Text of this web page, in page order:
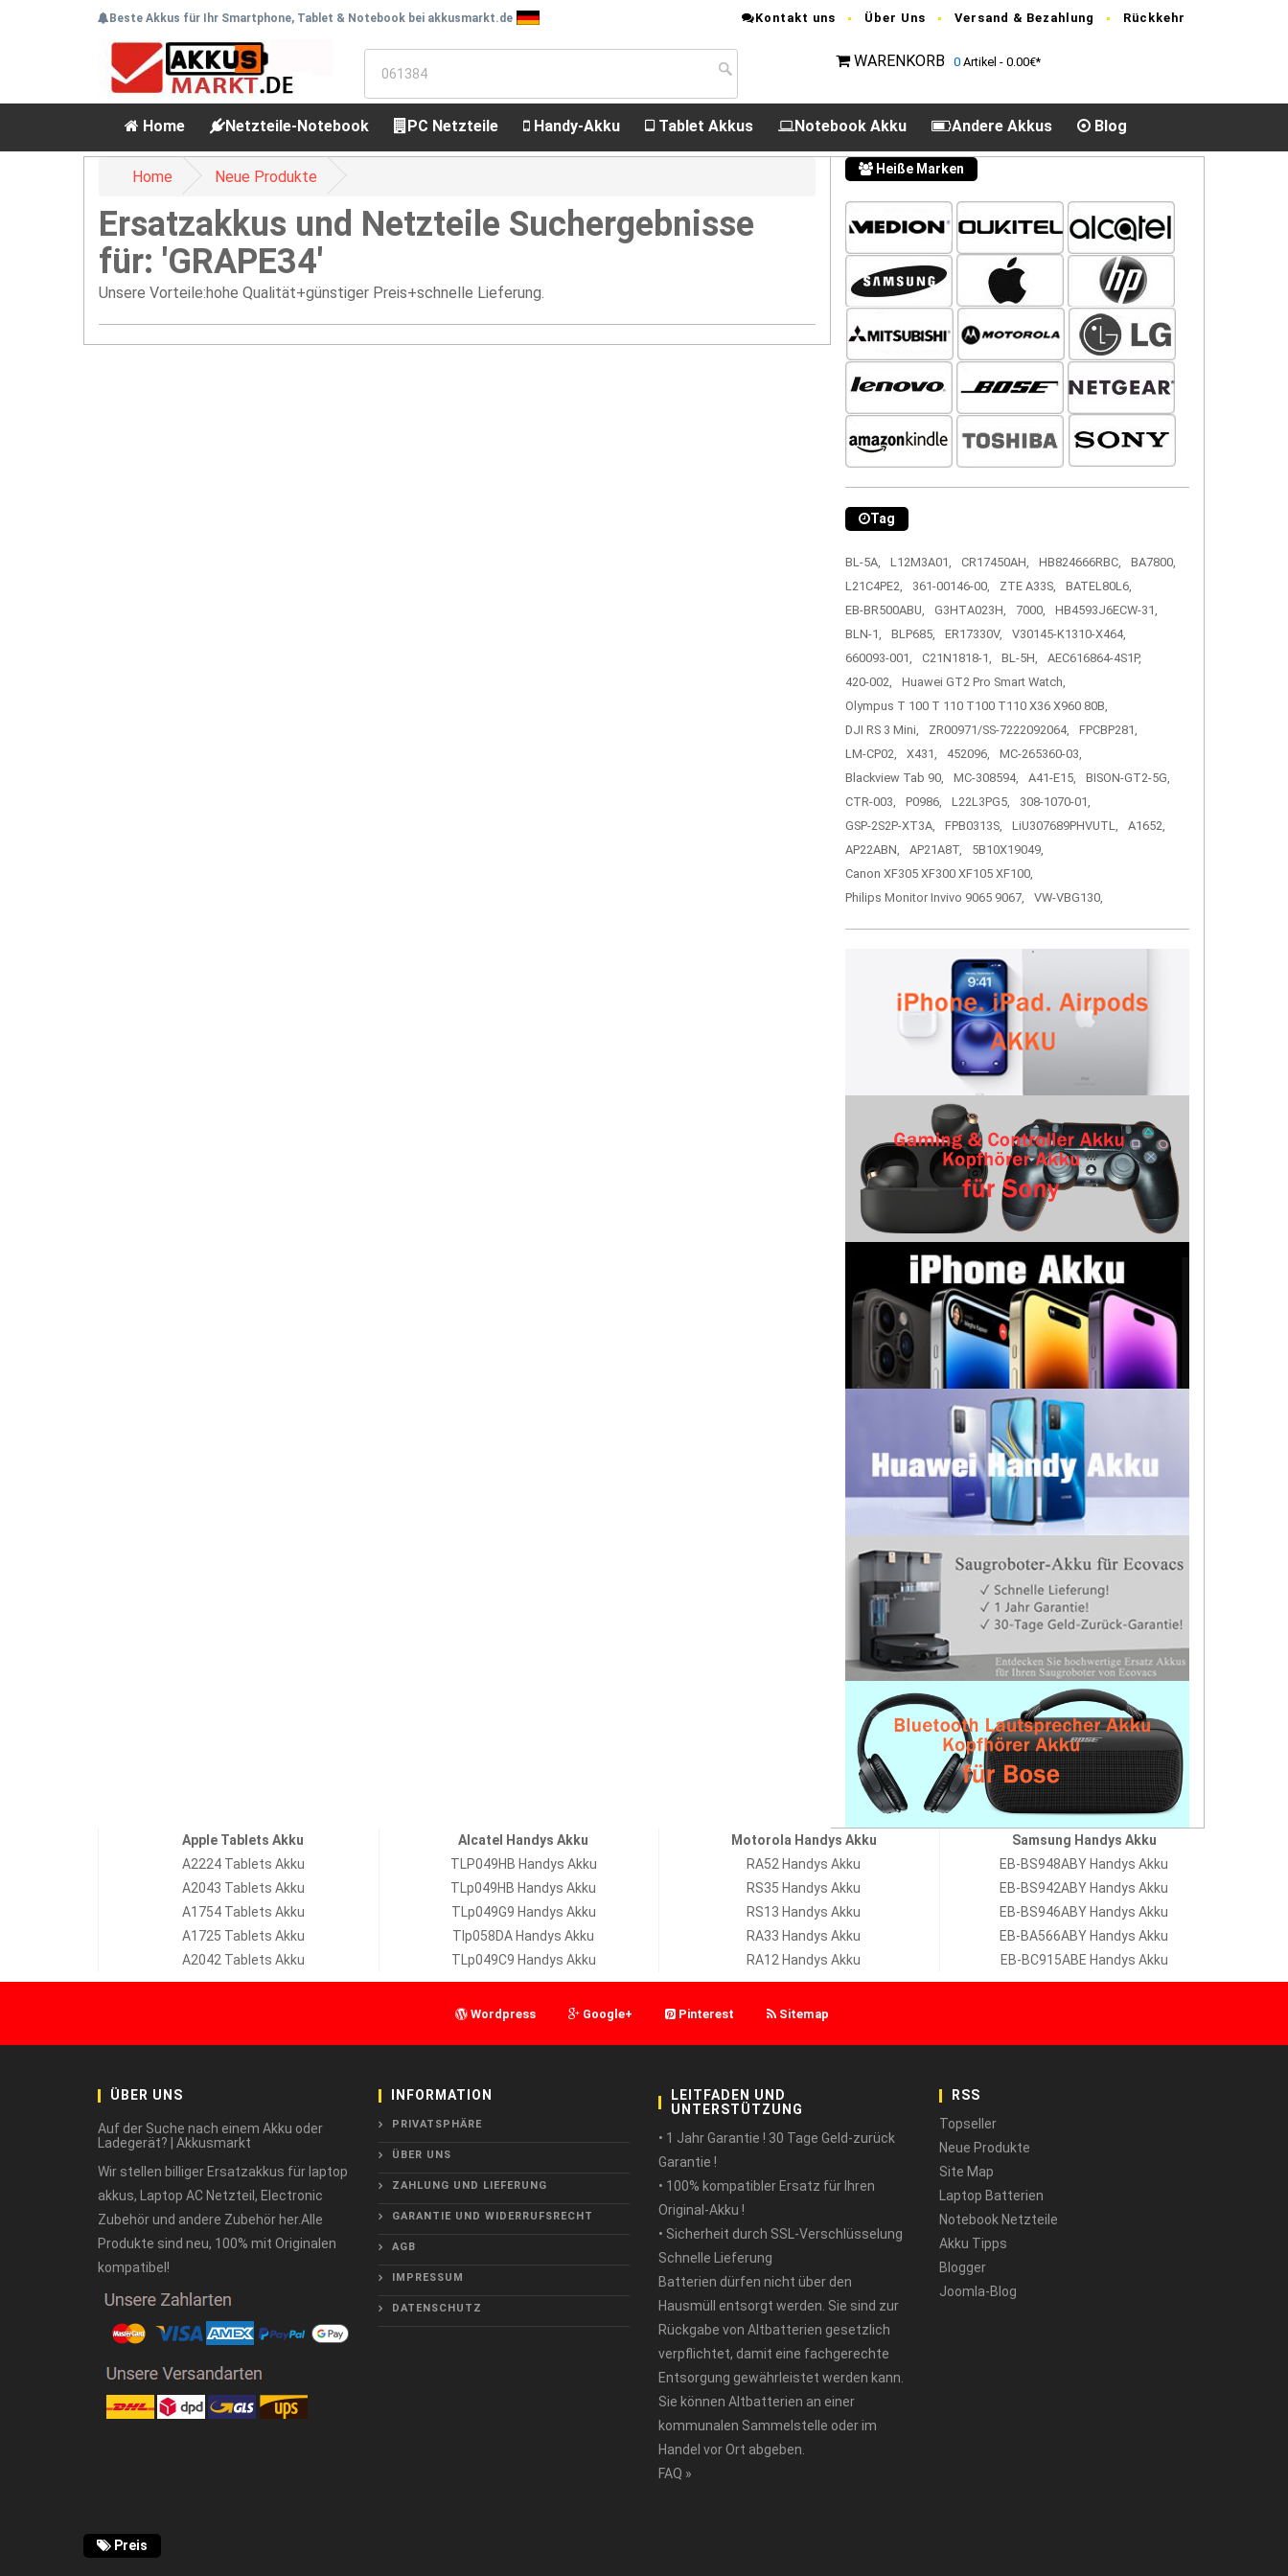
Beste Akkus für Ihr Smartphone, Tablet & Notebook bei akkusmarkt.de Kontakt uns Über Uns Versand & Bezahlung Rückkehr
WARENKORB 0 Artikel - 0.00€*
Home Netzteile-Notebook PC Netzteile Handy-Akku Tablet Akkus Notebook Akku Andere Akkus Blog
Home Neue Produkte
Ersatzakkus und Netzteile Suchergebnisse
für: 'GRAPE34'
Unsere Vorteile:hohe Qualität+günstiger Preis+schnelle Lieferung.
Heiße Marken
Tag
BL-5A, L12M3A01, CR17450AH, HB824666RBC,
BA7800,
L21C4PE2,
361-00146-00, ZTE A33S,
BATEL80L6,
EB-BR500ABU,
G3HTA023H, 7000,
HB4593J6ECW-31,
BLN-1,
BLP685, ER17330V,
V30145-K1310-X464,
660093-001,
C21N1818-1, BL-5H,
AEC616864-4S1P,
420-002,
Huawei GT2 Pro Smart Watch,
Olympus T 100 T 110 T100 T110 X36 X960 80B,
DJI RS 3 Mini,
ZR00971/SS-7222092064,
FPCBP281,
LM-CP02,
X431, 452096,
MC-265360-03,
Blackview Tab 90,
MC-308594, A41-E15,
BISON-GT2-5G,
CTR-003,
P0986, L22L3PG5,
308-1070-01,
GSP-2S2P-XT3A,
FPB0313S, LiU307689PHVUTL,
A1652,
AP22ABN,
AP21A8T,
5B10X19049,
Canon XF305 XF300 XF105 XF100,
Philips Monitor Invivo 9065 9067,
VW-VBG130,
Apple Tablets Akku
A2224 Tablets Akku
A2043 Tablets Akku
A1754 Tablets Akku
A1725 Tablets Akku
A2042 Tablets Akku
Alcatel Handys Akku
TLP049HB Handys Akku
TLp049HB Handys Akku
TLp049G9 Handys Akku
Tlp058DA Handys Akku
TLp049C9 Handys Akku
Motorola Handys Akku
RA52 Handys Akku
RS35 Handys Akku
RS13 Handys Akku
RA33 Handys Akku
RA12 Handys Akku
Samsung Handys Akku
EB-BS948ABY Handys Akku
EB-BS942ABY Handys Akku
EB-BS946ABY Handys Akku
EB-BA566ABY Handys Akku
EB-BC915ABE Handys Akku
Wordpress Google+ Pinterest Sitemap
ÜBER UNS
Auf der Suche nach einem Akku oder
Ladegerät? | Akkusmarkt
Wir stellen billiger Ersatzakkus für laptop
akkus, Laptop AC Netzteil, Electronic
Zubehör und andere Zubehör her.Alle
Produkte sind neu, 100% mit Originalen
kompatibel!
INFORMATION
PRIVATSPHÄRE
ÜBER UNS
ZAHLUNG UND LIEFERUNG
GARANTIE UND WIDERRUFSRECHT
AGB
IMPRESSUM
DATENSCHUTZ
LEITFADEN UND
UNTERSTÜTZUNG
• 1 Jahr Garantie ! 30 Tage Geld-zurück
Garantie !
• 100% kompatibler Ersatz für Ihren
Original-Akku !
• Sicherheit durch SSL-Verschlüsselung
Schnelle Lieferung
Batterien dürfen nicht über den
Hausmüll entsorgt werden. Sie sind zur
Rückgabe von Altbatterien gesetzlich
verpflichtet, damit eine fachgerechte
Entsorgung gewährleistet werden kann.
Sie können Altbatterien an einer
kommunalen Sammelstelle oder im
Handel vor Ort abgeben.
FAQ »
RSS
Topseller
Neue Produkte
Site Map
Laptop Batterien
Notebook Netzteile
Akku Tipps
Blogger
Joomla-Blog
Preis